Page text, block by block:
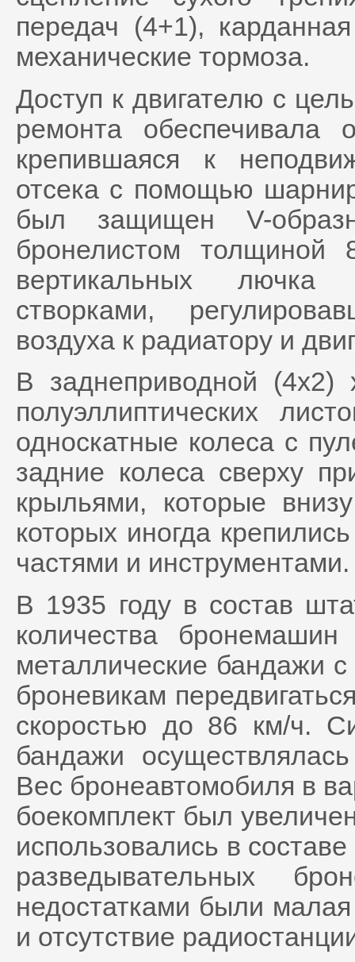
передач (4+1),
механические тормоза.
Доступ к двигателю с
ремонта обеспечивала
крепившаяся к
отсека с помощью
был защищен V-
бронелистом
вертикальных лючка
створками,
воздуха к радиатору и
В заднеприводной (4x2)
полуэллиптических
односкатные колеса с
задние колеса сверху
крыльями, которые
которых иногда
частями и инструментами.
В 1935 году в состав
количества
металлические бандажи
броневикам
скоростью до 86 км/ч.
бандажи
Вес бронеавтомобиля в
боекомплект был
использовались в
разведывательных
недостатками были
и отсутствие